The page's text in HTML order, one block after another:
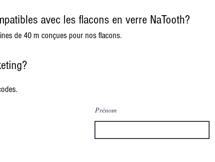
avec les flacons en verre NaTooth?
de 40 m conçues pour nos flacons.
Prénom